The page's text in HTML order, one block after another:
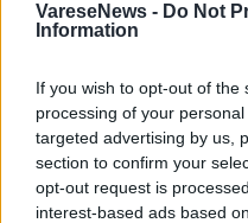
VareseNews - Do Not
Information
If you wish to opt-out of
processing of your
targeted advertising by us,
section to confirm your
opt-out request is
interest-based ads based
11/06/2026
14:30
Luogo del Funerale
Santuario Santa Maria